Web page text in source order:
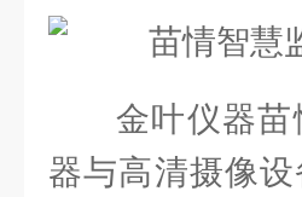
金叶仪器
器与高清摄像